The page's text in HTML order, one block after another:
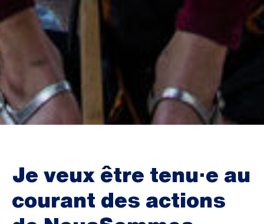
Je veux être tenu·e au
courant des actions